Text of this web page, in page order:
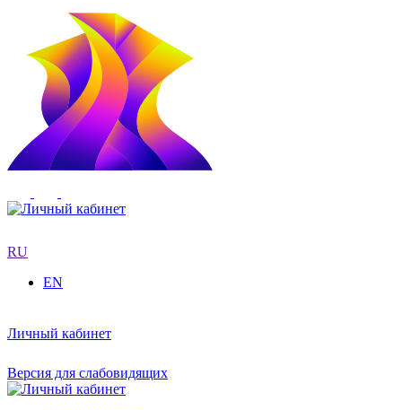
RU
EN
Личный кабинет
Версия для слабовидящих